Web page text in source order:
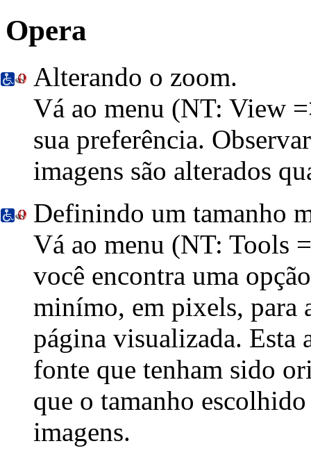
Opera
Alterando o zoom.
Vá ao menu (NT: View
sua preferência.
imagens são alterados
Definindo um tamanho
Vá ao menu (NT: Tools
você encontra uma
minímo, em pixels, para
página visualizada. Esta
fonte que tenham sido
que o tamanho
imagens.